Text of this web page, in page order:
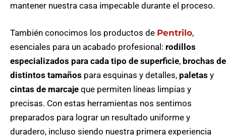
mantener nuestra casa impecable durante el proceso.
También conocimos los productos de Pentrilo,
esenciales para un acabado profesional: rodillos
especializados para cada tipo de superficie, brochas de
distintos tamaños para esquinas y detalles, paletas y
cintas de marcaje que permiten líneas limpias y
precisas. Con estas herramientas nos sentimos
preparados para lograr un resultado uniforme y
duradero, incluso siendo nuestra primera experiencia